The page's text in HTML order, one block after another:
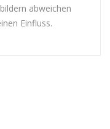
abweichen
Einfluss.